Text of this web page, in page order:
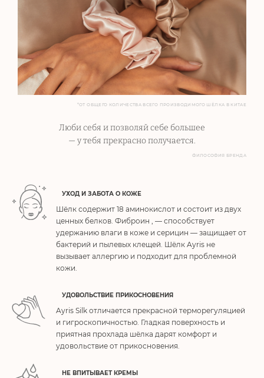
*ОТ ОБЩЕГО КОЛИЧЕСТВА ВСЕГО ПРОИЗВОДИМОГО ШЁЛКА В КИТАЕ
Люби себя и позволяй себе большее
— у тебя прекрасно получается.
ФИЛОСОФИЯ БРЕНДА
УХОД И ЗАБОТА О КОЖЕ
Шёлк содержит 18 аминокислот и состоит из двух
ценных белков. Фиброин , — способствует
удержанию влаги в коже и серицин — защищает от
бактерий и пылевых клещей. Шёлк Ayris не
вызывает аллергию и подходит для проблемной
кожи.
УДОВОЛЬСТВИЕ ПРИКОСНОВЕНИЯ
Ayris Silk отличается прекрасной терморегуляцией
и гигроскопичностью. Гладкая поверхность и
приятная прохлада шёлка дарят комфорт и
удовольствие от прикосновения.
НЕ ВПИТЫВАЕТ КРЕМЫ